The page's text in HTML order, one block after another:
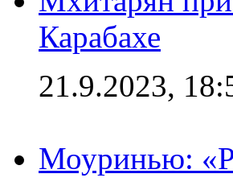
Карабахе
21.9.2023,
Моуринью: